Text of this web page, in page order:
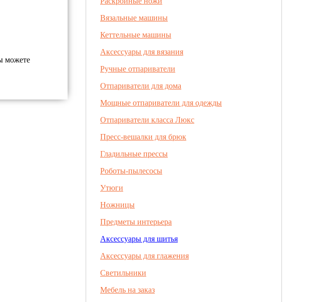
можете
Вязальные машины
Кеттельные машины
Аксессуары для вязания
Ручные отпариватели
Отпариватели для дома
Мощные отпариватели для одежды
Отпариватели класса Люкс
Пресс-вешалки для брюк
Гладильные прессы
Роботы-пылесосы
Утюги
Ножницы
Предметы интерьера
Аксессуары для шитья
Аксессуары для глажения
Светильники
Мебель на заказ